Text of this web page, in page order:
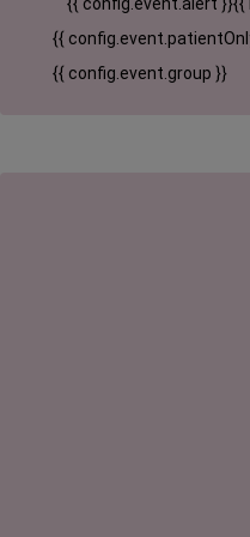
{{ config.event.alert }}{{
{{
{{ config.event.group }}